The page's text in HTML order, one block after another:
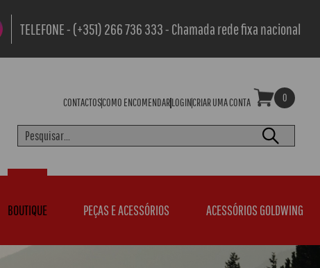
TELEFONE - (+351) 266 736 333 - Chamada rede fixa nacional
CONTACTOSCOMO ENCOMENDARLOGINCRIAR UMA CONTA 0
BOUTIQUE PEÇAS E ACESSÓRIOS ACESSÓRIOS GOLDWING